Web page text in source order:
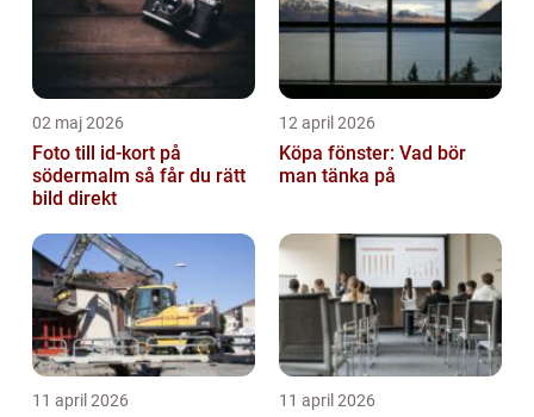
02 maj 2026
Foto till id-kort på
södermalm så får du rätt
bild direkt
12 april 2026
Köpa fönster: Vad bör
man tänka på
11 april 2026 11 april 2026